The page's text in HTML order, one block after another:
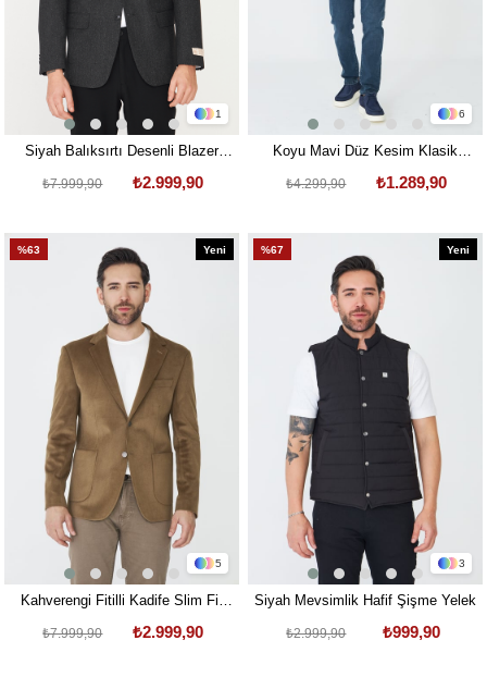
1
Siyah Balıksırtı Desenli Blazer
₺2.999,90
₺7.999,90
6
Koyu Mavi Düz Kesim Klasik
₺1.289,90
₺4.299,90
5
%63
Yeni
Kahverengi Fitilli Kadife Slim Fit
₺2.999,90
₺7.999,90
3
%67
Yeni
Siyah Mevsimlik Hafif Şişme Yelek
₺999,90
₺2.999,90